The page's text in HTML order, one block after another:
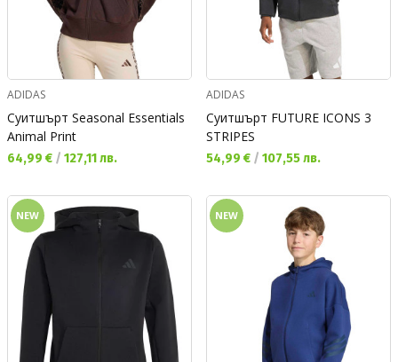
ADIDAS
Суитшърт Seasonal Essentials
Animal Print
Текуща цена:
64,99 € / 127,11 лв.
ADIDAS
Суитшърт FUTURE ICONS 3
STRIPES
Текуща цена:
54,99 € / 107,55 лв.
NEW NEW